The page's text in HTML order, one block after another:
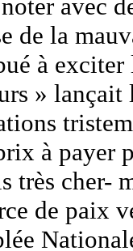
avec
de la
à
»
à payer
très cher-
de paix